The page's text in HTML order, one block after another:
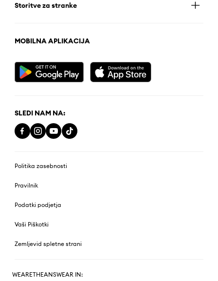
Storitve za stranke
MOBILNA APLIKACIJA
SLEDI NAM NA:
Politika zasebnosti
Pravilnik
Podatki podjetja
Vaši Piškotki
Zemljevid spletne strani
WEARETHEANSWEAR IN: